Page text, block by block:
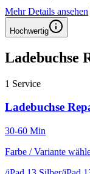
Mehr Details ansehen
Hochwertig
Ladebuchse
1 Service
Ladebuchse
30-60 Min
Farbe / Variante